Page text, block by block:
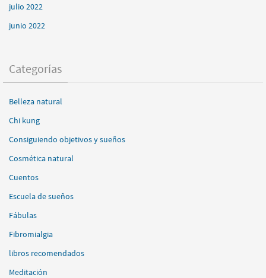
julio 2022
junio 2022
Categorías
Belleza natural
Chi kung
Consiguiendo objetivos y sueños
Cosmética natural
Cuentos
Escuela de sueños
Fábulas
Fibromialgia
libros recomendados
Meditación